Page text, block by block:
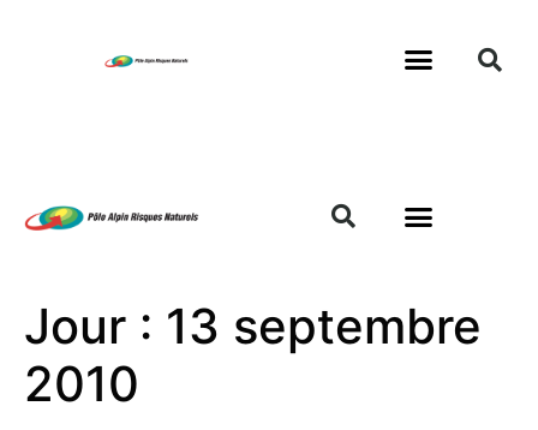
Jour : 13 septembre
2010